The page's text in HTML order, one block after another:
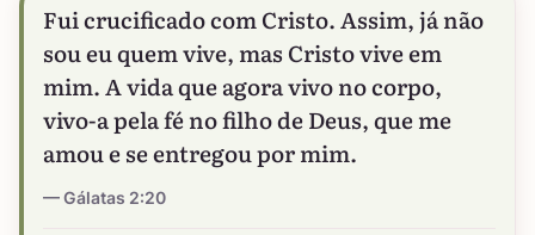
Fui crucificado com Cristo. Assim, já não
sou eu quem vive, mas Cristo vive em
mim. A vida que agora vivo no corpo,
vivo-a pela fé no filho de Deus, que me
amou e se entregou por mim.
Gálatas 2:20